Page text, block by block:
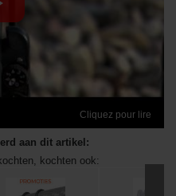
Cliquez pour lire
aan dit artikel:
kochten ook: